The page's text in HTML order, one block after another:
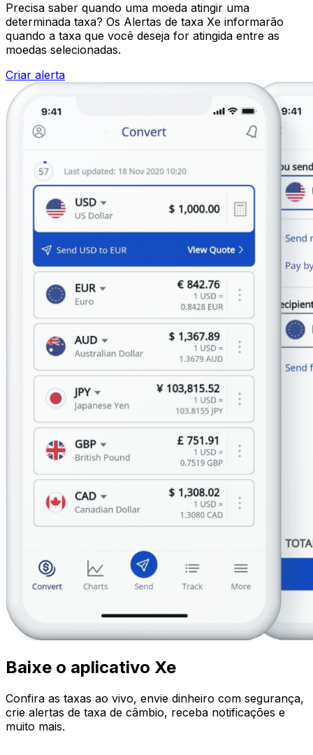
Precisa saber quando uma moeda atingir uma
determinada taxa? Os Alertas de taxa Xe informarão
quando a taxa que você deseja for atingida entre as
moedas selecionadas.
Criar alerta
Baixe o aplicativo Xe
Confira as taxas ao vivo, envie dinheiro com segurança,
crie alertas de taxa de câmbio, receba notificações e
muito mais.